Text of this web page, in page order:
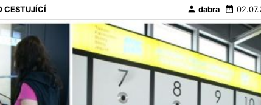
CESTUJÍCÍ person dabra date_range